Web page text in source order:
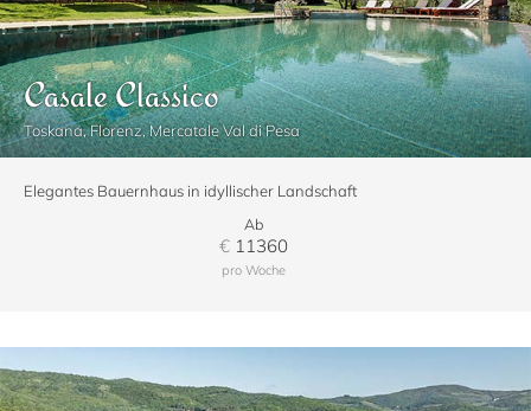
Casale Classico
Toskana, Florenz, Mercatale Val di Pesa
Elegantes Bauernhaus in idyllischer Landschaft
Ab
€ 11360
pro Woche